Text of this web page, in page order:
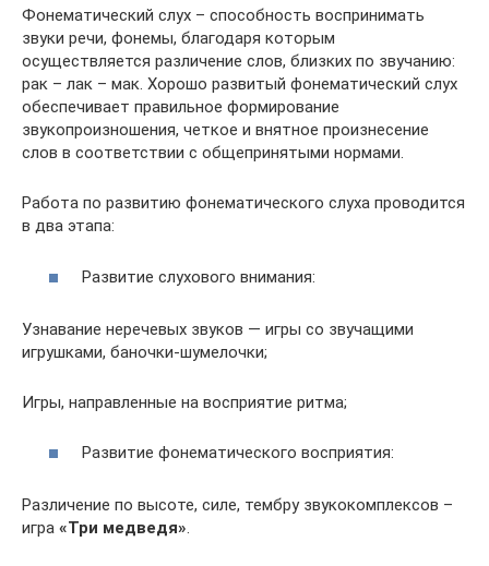
Фонематический слух – способность воспринимать
звуки речи, фонемы, благодаря которым
осуществляется различение слов, близких по звучанию:
рак – лак – мак. Хорошо развитый фонематический слух
обеспечивает правильное формирование
звукопроизношения, четкое и внятное произнесение
слов в соответствии с общепринятыми нормами.
Работа по развитию фонематического слуха проводится
в два этапа:
Развитие слухового внимания:
Узнавание неречевых звуков — игры со звучащими
игрушками, баночки-шумелочки;
Игры, направленные на восприятие ритма;
Развитие фонематического восприятия:
Различение по высоте, силе, тембру звукокомплексов –
игра «Три медведя».